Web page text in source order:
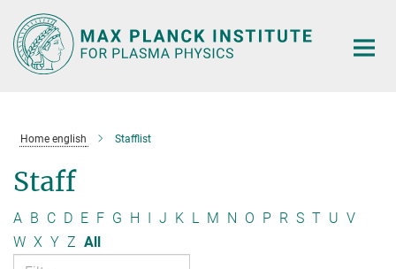
Main-
Content
Home english Stafflist
Staff
A B C D E F G H I J K L M N O P R S T U V
W X Y Z All